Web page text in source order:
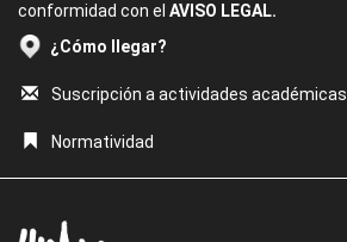
conformidad con el AVISO LEGAL.
¿Cómo llegar?
Suscripción a actividades académicas
Normatividad